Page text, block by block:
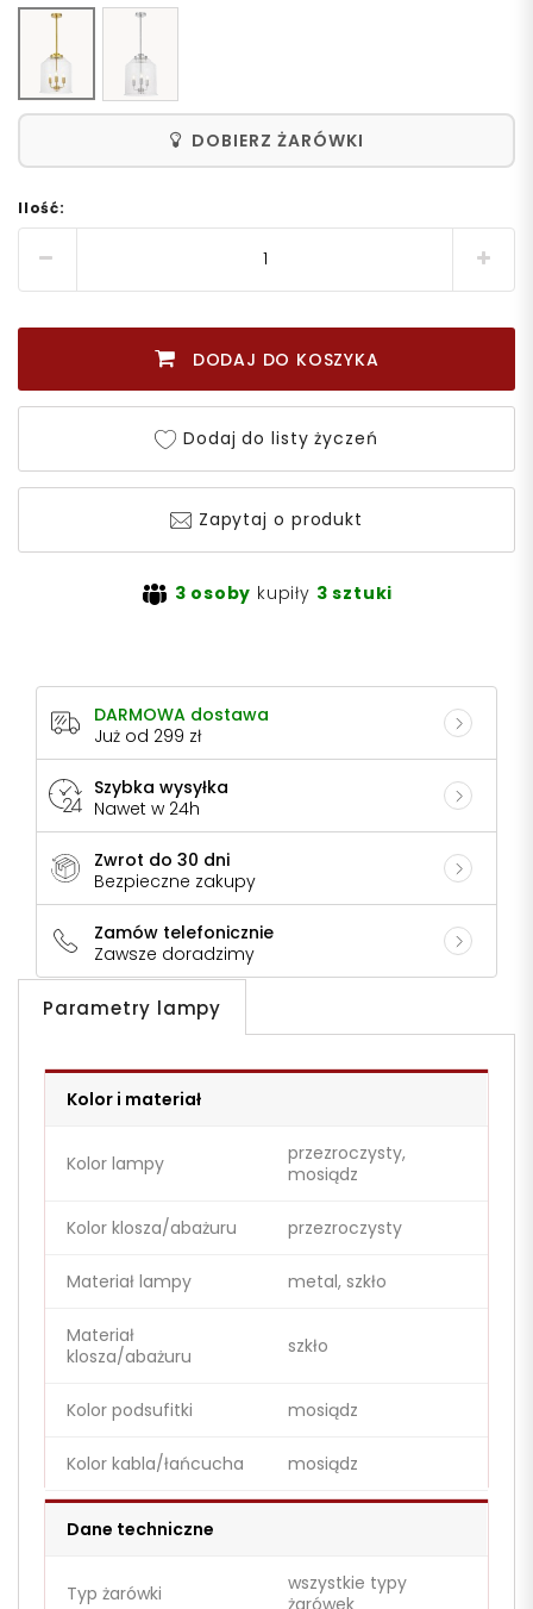
DOBIERZ ŻARÓWKI
Ilość:
DODAJ DO KOSZYKA
Dodaj do listy życzeń
Zapytaj o produkt
3 osoby kupiły 3 sztuki
DARMOWA dostawa
Już od 299 zł
Szybka wysyłka
Nawet w 24h
Zwrot do 30 dni
Bezpieczne zakupy
Zamów telefonicznie
Zawsze doradzimy
Parametry lampy
Kolor i materiał
Kolor lampy
przezroczysty,
mosiądz
Kolor klosza/abażuru przezroczysty
Materiał lampy metal, szkło
Materiał
klosza/abażuru
szkło
Kolor podsufitki mosiądz
Kolor kabla/łańcucha mosiądz
Dane techniczne
Typ żarówki
wszystkie typy